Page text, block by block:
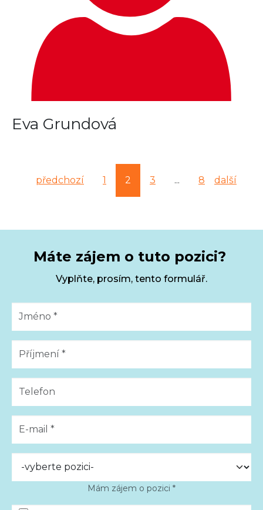
Eva Grundová
předchozí 1 2 3 ... 8 další
Máte zájem o tuto pozici?
Vyplňte, prosím, tento formulář.
Mám zájem o pozici *